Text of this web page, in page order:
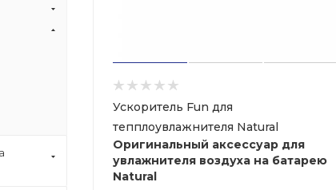
Ускоритель Fun для
тепплоувлажнителя Natural
Оригинальный аксессуар для
увлажнителя воздуха на батарею
Natural